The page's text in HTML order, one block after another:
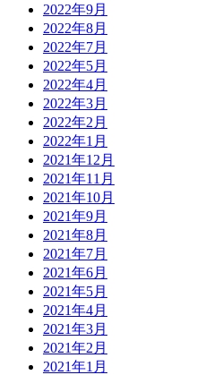
2022年9月
2022年8月
2022年7月
2022年5月
2022年4月
2022年3月
2022年2月
2022年1月
2021年12月
2021年11月
2021年10月
2021年9月
2021年8月
2021年7月
2021年6月
2021年5月
2021年4月
2021年3月
2021年2月
2021年1月